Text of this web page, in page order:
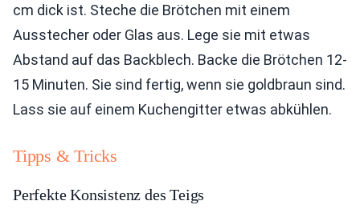
cm dick ist. Steche die Brötchen mit einem
Ausstecher oder Glas aus. Lege sie mit etwas
Abstand auf das Backblech. Backe die Brötchen 12-
15 Minuten. Sie sind fertig, wenn sie goldbraun sind.
Lass sie auf einem Kuchengitter etwas abkühlen.
Tipps & Tricks
Perfekte Konsistenz des Teigs